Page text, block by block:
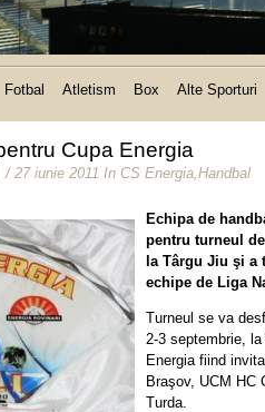
Fotbal Atletism Box Alte Sporturi
Cupa Energia
/ 27 iunie 2011 In CS Energia,Handbal
Echipa de
pentru turneul
la Târgu Jiu şi a
echipe de Liga
Turneul se va
2-3 septembrie,
Energia fiind
Braşov, UCM HC
Turda.